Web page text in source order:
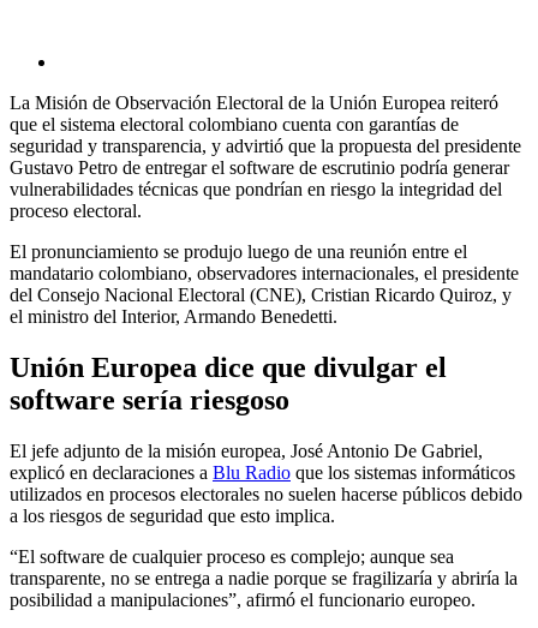
La Misión de Observación Electoral de la Unión Europea reiteró
que el sistema electoral colombiano cuenta con garantías de
seguridad y transparencia, y advirtió que la propuesta del presidente
Gustavo Petro de entregar el software de escrutinio podría generar
vulnerabilidades técnicas que pondrían en riesgo la integridad del
proceso electoral.
El pronunciamiento se produjo luego de una reunión entre el
mandatario colombiano, observadores internacionales, el presidente
del Consejo Nacional Electoral (CNE), Cristian Ricardo Quiroz, y
el ministro del Interior, Armando Benedetti.
Unión Europea dice que divulgar el
software sería riesgoso
El jefe adjunto de la misión europea, José Antonio De Gabriel,
explicó en declaraciones a Blu Radio que los sistemas informáticos
utilizados en procesos electorales no suelen hacerse públicos debido
a los riesgos de seguridad que esto implica.
“El software de cualquier proceso es complejo; aunque sea
transparente, no se entrega a nadie porque se fragilizaría y abriría la
posibilidad a manipulaciones”, afirmó el funcionario europeo.